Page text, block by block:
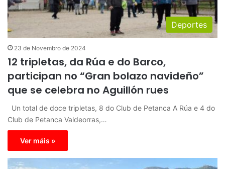
Deportes
23 de Novembro de 2024
12 tripletas, da Rúa e do Barco,
participan no “Gran bolazo navideño”
que se celebra no Aguillón rues
Un total de doce tripletas, 8 do Club de Petanca A Rúa e 4 do
Club de Petanca Valdeorras,…
Ver máis »